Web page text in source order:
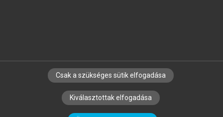
SZERZŐKNEK CÉGEKNEK KÖNYVTÁROSOKNAK
SZERKESZTÉSI ÉS LEKTORÁLÁSI ALAPELVEK
Csak a szükséges sütik elfogadása
Kiválasztottak elfogadása